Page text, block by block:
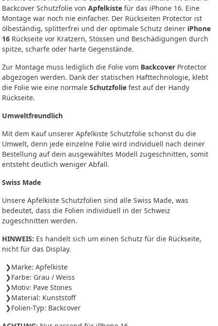
Backcover Schutzfolie von Apfelkiste für das iPhone 16. Eine
Montage war noch nie einfacher. Der Rückseiten Protector ist
ölbeständig, splitterfrei und der optimale Schutz deiner iPhone
16 Rückseite vor Kratzern, Stössen und Beschädigungen durch
spitze, scharfe oder harte Gegenstände.
Zur Montage muss lediglich die Folie vom Backcover Protector
abgezogen werden. Dank der statischen Hafttechnologie, klebt
die Folie wie eine normale Schutzfolie fest auf der Handy
Rückseite.
Umweltfreundlich
Mit dem Kauf unserer Apfelkiste Schutzfolie schonst du die
Umwelt, denn jede einzelne Folie wird individuell nach deiner
Bestellung auf dein ausgewähltes Modell zugeschnitten, somit
entsteht deutlich weniger Abfall.
Swiss Made
Unsere Apfelkiste Schutzfolien sind alle Swiss Made, was
bedeutet, dass die Folien individuell in der Schweiz
zugeschnitten werden.
HINWEIS: Es handelt sich um einen Schutz für die Rückseite,
nicht für das Display.
Marke: Apfelkiste
Farbe: Grau / Weiss
Motiv: Pave Stones
Material: Kunststoff
Folien-Typ: Backcover